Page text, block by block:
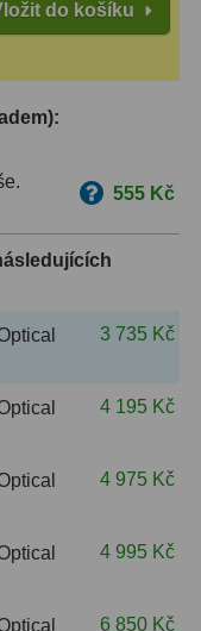
do košíku
555 Kč
3 735 Kč
4 195 Kč
4 975 Kč
4 995 Kč
6 850 Kč